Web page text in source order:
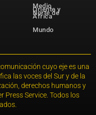
Medio
Oriente y
Norte de
África
Mundo
cuyo eje es una
las voces del Sur y de la
derechos humanos y
Press Service. Todos los